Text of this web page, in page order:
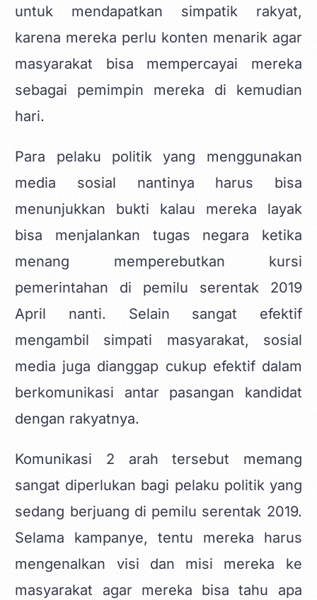
untuk mendapatkan simpatik rakyat,
karena mereka perlu konten menarik agar
masyarakat bisa mempercayai mereka
sebagai pemimpin mereka di kemudian
hari.
Para pelaku politik yang menggunakan
media sosial nantinya harus bisa
menunjukkan bukti kalau mereka layak
bisa menjalankan tugas negara ketika
menang memperebutkan kursi
pemerintahan di pemilu serentak 2019
April nanti. Selain sangat efektif
mengambil simpati masyarakat, sosial
media juga dianggap cukup efektif dalam
berkomunikasi antar pasangan kandidat
dengan rakyatnya.
Komunikasi 2 arah tersebut memang
sangat diperlukan bagi pelaku politik yang
sedang berjuang di pemilu serentak 2019.
Selama kampanye, tentu mereka harus
mengenalkan visi dan misi mereka ke
masyarakat agar mereka bisa tahu apa